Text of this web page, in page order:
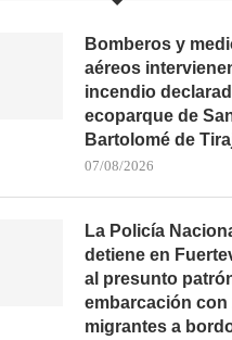
VUELCO DE UN
EN LA FV-109...
Bomberos y
aéreos
incendio
ecoparque de
Bartolomé de
07/08/2026
La Policía
detiene en
al presunto
embarcación con
migrantes a